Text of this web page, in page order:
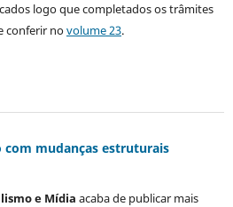
logo que completados os trâmites
conferir novolume 23.
com mudanças estruturais
e Mídia acaba de publicar mais